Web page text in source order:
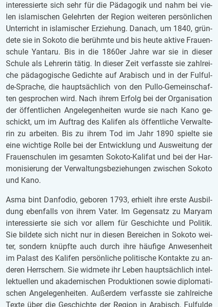
in­ter­es­sier­te sich sehr für die Päd­ago­gik und nahm bei vie­
len is­la­mi­schen Ge­lehr­ten der Re­gi­on wei­te­ren per­sön­li­chen
Un­ter­richt in is­la­mi­scher Er­zie­hung. Da­nach, um 1840, grün­
de­te sie in So­ko­to die be­rühm­te und bis heute ak­ti­ve Frau­en­
schu­le Yant­a­ru. Bis in die 1860er Jahre war sie in die­ser
Schu­le als Leh­re­rin tätig. In die­ser Zeit ver­fass­te sie zahl­rei­
che päd­ago­gi­sche Ge­dich­te auf Ara­bisch und in der Ful­ful­
de-Spra­che, die haupt­säch­lich von den Pullo-Ge­mein­schaf­
ten ge­spro­chen wird. Nach ihrem Er­folg bei der Or­ga­ni­sa­ti­on
der öf­fent­li­chen An­ge­le­gen­hei­ten wurde sie nach Kano ge­
schickt, um im Auf­trag des Ka­li­fen als öf­fent­li­che Ver­wal­te­
rin zu ar­bei­ten. Bis zu ihrem Tod im Jahr 1890 spiel­te sie
eine wich­ti­ge Rolle bei der Ent­wick­lung und Aus­wei­tung der
Frau­en­schu­len im ge­sam­ten So­ko­to-Ka­li­fat und bei der Har­
mo­ni­sie­rung der Ver­wal­tungs­be­zie­hun­gen zwi­schen So­ko­to
und Kano.
Asma bint Dan­fo­dio, ge­bo­ren 1793, er­hielt ihre erste Aus­bil­
dung eben­falls von ihrem Vater. Im Ge­gen­satz zu Ma­ryam
in­ter­es­sier­te sie sich vor allem für Ge­schich­te und Po­li­tik.
Sie bil­de­te sich nicht nur in die­sen Be­rei­chen in So­ko­to wei­
ter, son­dern knüpf­te auch durch ihre häu­fi­ge An­we­sen­heit
im Pa­last des Ka­li­fen per­sön­li­che po­li­ti­sche Kon­tak­te zu an­
de­ren Herr­schern. Sie wid­me­te ihr Leben haupt­säch­lich in­tel­
lek­tu­el­len und aka­de­mi­schen Pro­duk­ti­o­nen sowie di­plo­ma­ti­
schen An­ge­le­gen­hei­ten. Au­ßer­dem ver­fass­te sie zahl­rei­che
Texte über die Ge­schich­te der Re­gi­on in Ara­bisch, Ful­ful­de